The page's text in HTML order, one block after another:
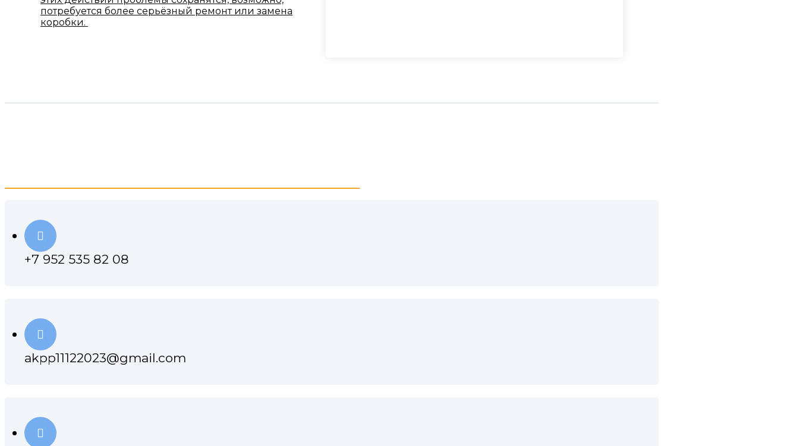
потребуется более серьёзный ремонт или замена
коробки.
+7 952 535 82 08
akpp11122023@gmail.com